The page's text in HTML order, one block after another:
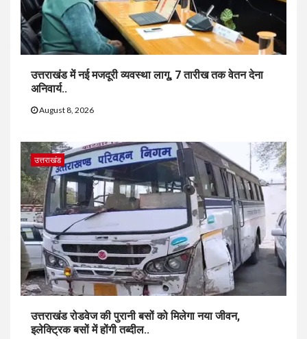
उत्तराखंड में नई मजदूरी व्यवस्था लागू, 7 तारीख तक वेतन देना
अनिवार्य..
August 8, 2026
उत्तराखंड
उत्तराखंड रोडवेज की पुरानी बसों को मिलेगा नया जीवन,
इलेक्ट्रिक बसों में होंगी तब्दील..